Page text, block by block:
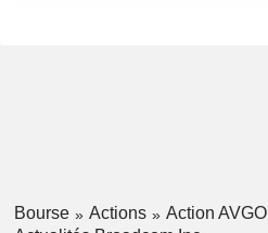
Bourse Actions
Action AVGO